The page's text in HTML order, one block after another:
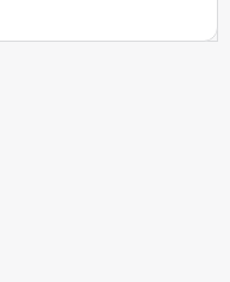
niet zichtbaar